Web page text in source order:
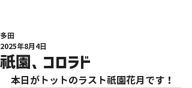
祇園、コロラド
多田
2025年8月4日
本日がトットのラスト祇園花月です！